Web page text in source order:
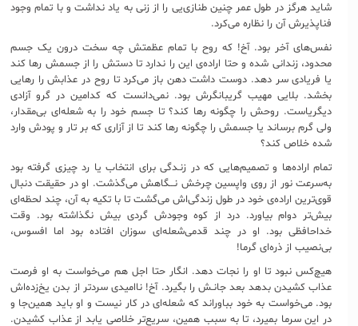
شاید هرگز در طول عمر چنین طنازی‌یی را از زنی به یاد نداشت و با تمام وجود
فناپذیرش آن را نظاره می‌کرد.
نفس‌های آخر بود. آخ! که روح با تمام عظمتش چه سخت درون یک جسم
محدود، زندانی شده و حتا اراده‌ی این را ندارد تا دستش را از جسمش رها کند
یا فریادی سر دهد. دوست داشت دهن باز می‌کرد تا روح در عذابش را رهایی
بخشد. بلایی مهیب گریبانگرش بود. نمی‌دانست که کدامین در گرو آزادی
دیگری​است. روحش را چگونه رها کند؟ تا جسم خود را به شعله‌ای بی‌مقدار،
ولی گرم برساند یا جسمش را چگونه رها کند تا از آزاری که بر تار و پودش وارد
شده خلاص کند؟
تمام اراده‌ها و تصمیم‌هایی که در زنـدگی برای انتخاب یا رد چیزی گرفته بود
به‌سرعت نور از روی واپسین چرخش نـــگاهش می‌گذشت. او در حقیقت دنبال
قوی‌ترین اراده‌ی خود در طول زندگی‌اش می‌گشت تا با تکیه به آن، چند لحظه‌ای
بیش‌تر دوام بیاورد. درد از کوه وجودش گردی بیش نگذاشته بود. وقت
خداحافظی بود. او در چند قدمی‌شعله‌ای سوزان افتاده بود اما افسوس،
بی‌نصیب از ذره‌ای گرما!
هیچ‌کس نبود تا او را نجات دهد. انگار حتا اجل هم می‌خواست به او فرصت
عذاب کشیدن بدهد بعد جانـش را بگیرد. آخ! ناامیدی سردتر از بدن یخ‌زده‌اش
بود. می‌خواست به خود بباوراند که شعله‌ای در کار نیست و او باید همین‌جا و
در این سرما بمیرد، تا به سبب همین، سریع‌تر خلاصی یابد از عذاب کشیدن.